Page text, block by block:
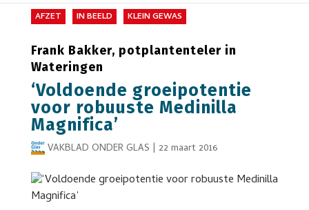
AFZET IN BEELD KLEIN GEWAS
Frank Bakker, potplantenteler in
Wateringen
‘Voldoende groeipotentie
voor robuuste Medinilla
Magnifica’
VAKBLAD ONDER GLAS | 22 maart 2016